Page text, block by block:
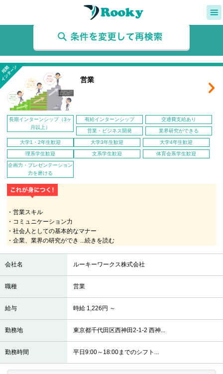
インターンシップ/インターネットサービス
営業
長期インターンシップ（3ヶ
月以上）
有給インターンシップ 交通費支給あり
営業・ビジネス開発 業界研究ができる
大学1・2年生歓迎 大学3年生歓迎 大学4年生歓迎
理系学生歓迎 文系学生歓迎 体育会系学生歓迎
企画力・プレゼンテーション
力を磨ける
・営業スキル
・コミュニケーション力
・社会人としての基本的なマナー
・企業、業界の研究ができ ...続きを読む
会社名 ルーキーワークス株式会社
職種 営業
給与 時給 1,226円 ～
勤務地 東京都千代田区西神田2-1-2 西神...
勤務時間 平日9:00～18:00までのシフト...